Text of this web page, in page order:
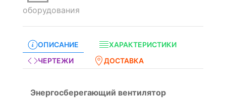
оборудования
ОПИСАНИЕ
ХАРАКТЕРИСТИКИ
ЧЕРТЕЖИ
ДОСТАВКА
Энергосберегающий вентилятор